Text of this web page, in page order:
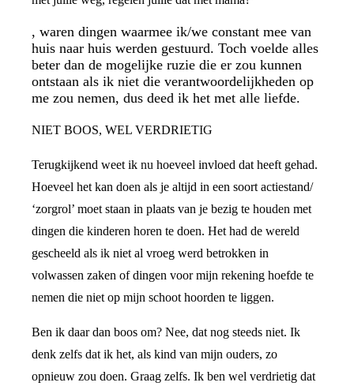
, waren dingen waarmee ik/we constant mee van
huis naar huis werden gestuurd. Toch voelde alles
beter dan de mogelijke ruzie die er zou kunnen
ontstaan als ik niet die verantwoordelijkheden op
me zou nemen, dus deed ik het met alle liefde.
NIET BOOS, WEL VERDRIETIG
Terugkijkend weet ik nu hoeveel invloed dat heeft gehad.
Hoeveel het kan doen als je altijd in een soort actiestand/
‘zorgrol’ moet staan in plaats van je bezig te houden met
dingen die kinderen horen te doen. Het had de wereld
gescheeld als ik niet al vroeg werd betrokken in
volwassen zaken of dingen voor mijn rekening hoefde te
nemen die niet op mijn schoot hoorden te liggen.
Ben ik daar dan boos om? Nee, dat nog steeds niet. Ik
denk zelfs dat ik het, als kind van mijn ouders, zo
opnieuw zou doen. Graag zelfs. Ik ben wel verdrietig dat